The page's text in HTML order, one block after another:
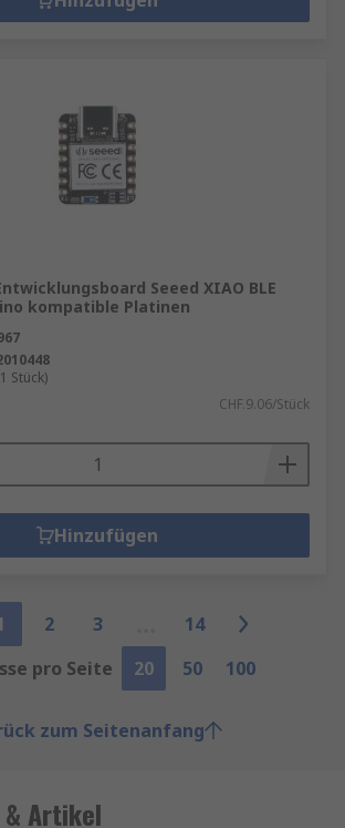
Seeed XIAO BLE
kompatible Platinen
Stück)
CHF.9.06/Stück
Hinzufügen
2 3
14
pro Seite
20 50 100
zum Seitenanfang
Artikel